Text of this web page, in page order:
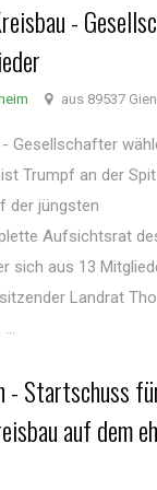
-
aus 89537
Gesellschafter
Trumpf an der
der jüngsten
Aufsichtsrat
sich aus 13
Landrat
- Startschuss
auf dem